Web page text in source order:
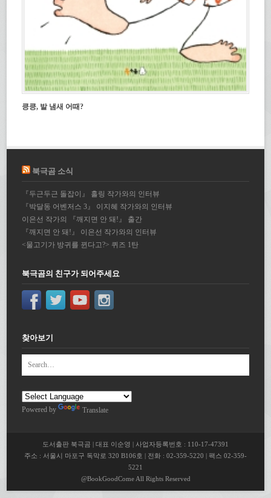
킁킁, 발 냄새 어때?
북극곰 소식
『두근두근 돌잡이』 홀링 작가와의 인터뷰
『박달동 어벤저스 3』 이지혜 작가와의 인터뷰
이은선 작가의 『깨지면 안 돼!』 출간
『깨지면 안 돼!』 이은선 작가와의 인터뷰
<물고기가 방귀를 뀐다고?> 퀴즈 1탄
북극곰의 친구가 되어주세요
찾아보기
Powered by Translate
도서출판 북극곰 | 대표 이순영 | 사업자등록번호 : 110-17-47391
주소 : 서울시 마포구 독막로 320 B106호 | 전화 : 02-359-5220 | 팩스 02-359-
5221
@BookGoodCome All Rights Reserved